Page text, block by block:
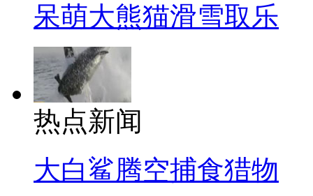
呆萌大熊猫滑雪取乐
热点新闻
大白鲨腾空捕食猎物